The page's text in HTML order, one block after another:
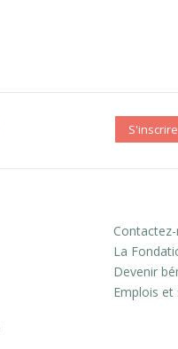
La
Devenir
Emplois et